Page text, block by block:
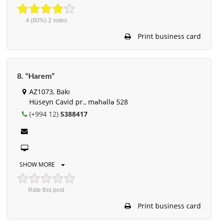
4(80%) 2 votes
Print business card
8. “Harem”
AZ1073, Bakı
Hüseyn Cavid pr., məhəllə 528
(+994 12) 5388417
SHOW MORE
Rate this post
Print business card